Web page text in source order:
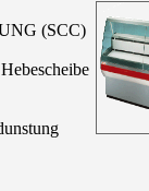
(SCC)